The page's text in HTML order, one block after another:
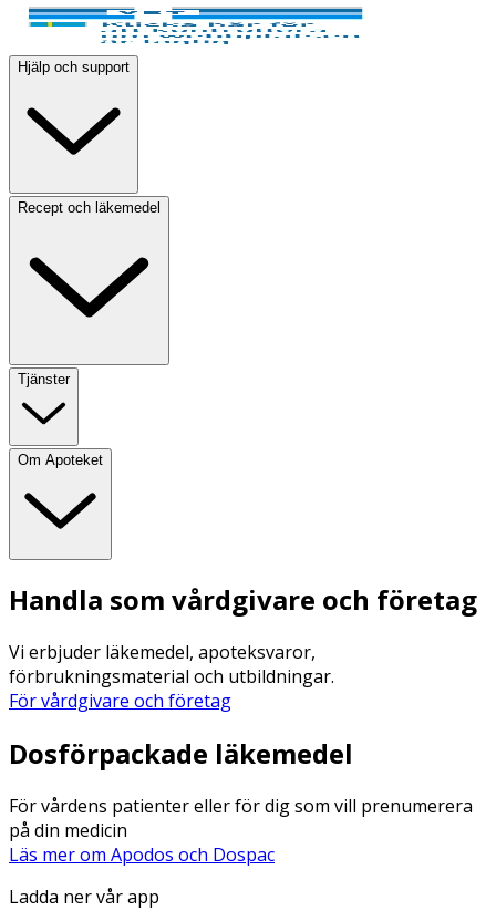
Hjälp och support
Recept och läkemedel
Tjänster
Om Apoteket
Handla som vårdgivare och företag
Vi erbjuder läkemedel, apoteksvaror,
förbrukningsmaterial och utbildningar.
För vårdgivare och företag
Dosförpackade läkemedel
För vårdens patienter eller för dig som vill prenumerera
på din medicin
Läs mer om Apodos och Dospac
Ladda ner vår app